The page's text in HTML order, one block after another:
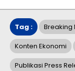
Tag : Breaking
Konten Ekonomi
Publikasi Press